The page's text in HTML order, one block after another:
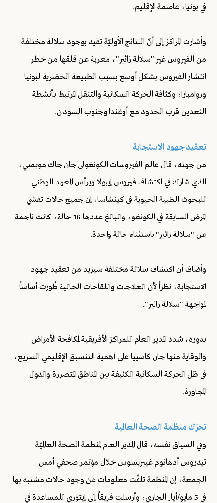
في بونيا، عاصمة الإقليم.
وأشارت المراكز إلى أنّ النتائج الأوليّة تفيد بوجود سلالة مختلفة
من الفيروس غير "سلالة زائير"، معربة عن قلقها من خطر
انتشار الفيروس بشكل أوسع بسبب الطبيعة الحضرية لبونيا
وروامبارا، وكثافة الحركة السكانية والتنقل المرتبط بأنشطة
التعدين قرب الحدود مع أوغندا وجنوب السودان.
تعقيد جهود الاستجابة
من جهته، قال عالم الفيروسات الكونغولي جان جاك مويمبي،
الذي شارك في اكتشاف فيروس إيبولا ويرأس المعهد الوطني
للبحوث الطبية الحيوية في كينشاسا، إن جميع حالات تفشي
المرض السابقة في الكونغو، والبالغ عددها 16 حالة، كانت ناجمة
عن "سلالة زائير" باستثناء حالة واحدة.
وأضاف أن اكتشاف سلالة مختلفة سيزيد من تعقيد جهود
الاستجابة، نظراً لأن العلاجات واللقاحات الحالية طُورت أساساً
لمواجهة "سلالة زائير".
بدوره، شدد المدير العام للمراكز الأفريقية لمكافحة الأمراض
والوقاية منها جان كاسييا على أهمية التنسيق الإقليمي السريع،
في ظل الحركة السكانية الكثيفة بين المناطق المتضررة والدول
المجاورة.
تحرّك منظمة الصحة العالمية
وفي السياق نفسه، قال المدير العام لمنظمة الصحة العالميّة
تيدروس أدهانوم غيبريسوس خلال مؤتمر صحفي أمس
الجمعة، إن المنظمة تلقّت معلومات عن وجود حالات مشتبه بها
في 5 مايو/أيار الجاري، وأرسلت فريقاً إلى إيتوري للمساعدة في